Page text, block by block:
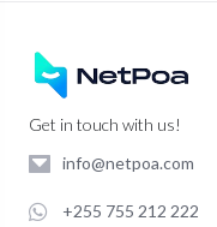
Get in touch with us!
info@netpoa.com
+255 755 212 222